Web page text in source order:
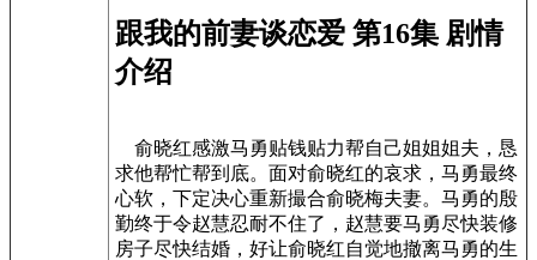
跟我的前妻谈恋爱 第16集 剧情
介绍
俞晓红感激马勇贴钱贴力帮自己姐姐姐夫，恳
求他帮忙帮到底。面对俞晓红的哀求，马勇最终
心软，下定决心重新撮合俞晓梅夫妻。马勇的殷
勤终于令赵慧忍耐不住了，赵慧要马勇尽快装修
房子尽快结婚，好让俞晓红自觉地撤离马勇的生